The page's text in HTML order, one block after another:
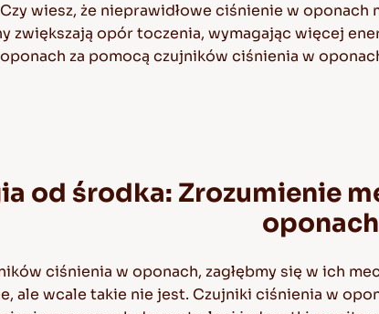
wiesz, że nieprawidłowe ciśnienie w
zwiększają opór toczenia, wymagając więcej
za pomocą czujników ciśnienia w
od środka: Zrozumienie
oponach
ciśnienia w oponach, zagłębmy się w ich
ale wcale takie nie jest. Czujniki ciśnienia w